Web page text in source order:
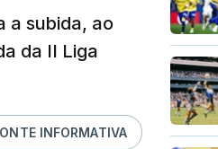
a subida, ao
da II Liga
INFORMATIVA